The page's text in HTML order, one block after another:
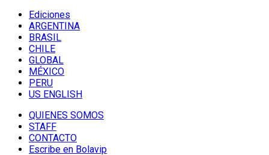
Ediciones
ARGENTINA
BRASIL
CHILE
GLOBAL
MÉXICO
PERU
US ENGLISH
QUIENES SOMOS
STAFF
CONTACTO
Escribe en Bolavip